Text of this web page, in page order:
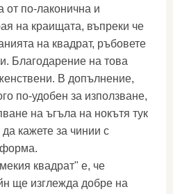
по-лаконична и
на краищата, въпреки че
на квадрат, ръбовете
Благодарение на това
В допълнение,
по-удобен за използване,
на ъгъла на нокътя тук
кажете за чинии с
форма.
квадрат" е, че
ще изглежда добре на